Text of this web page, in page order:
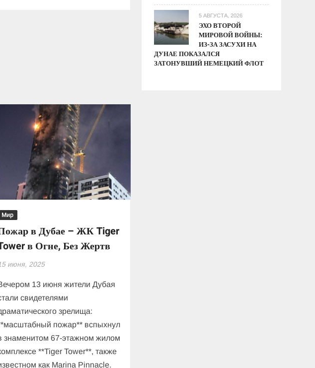
Мир
в Дубае – ЖК Tiger
в Огне, Без Жертв
июня, 2025
13 июня жители Дубая
свидетелями
зрелища:
пожар** вспыхнул
знаменитом 67-этажном жилом
**Tiger Tower**, также
как Marina Pinnacle.
5 АВГУСТА, 2026
ЭХО ВТОРОЙ
МИРОВОЙ ВОЙНЫ:
ИЗ-ЗА ЗАСУХИ НА
ДУНАЕ ПОКАЗАЛСЯ
ЗАТОНУВШИЙ НЕМЕЦКИЙ ФЛОТ